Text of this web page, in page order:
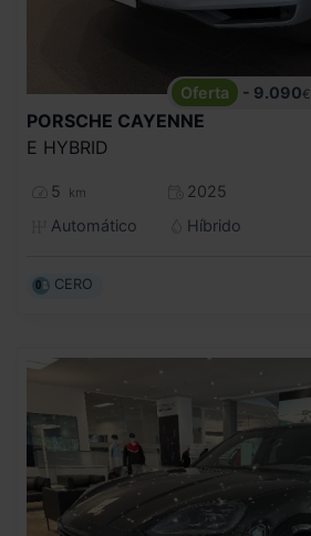
- 9.090€
PORSCHE CAYENNE
E HYBRID
5 km
2025
Automático
Híbrido
CERO